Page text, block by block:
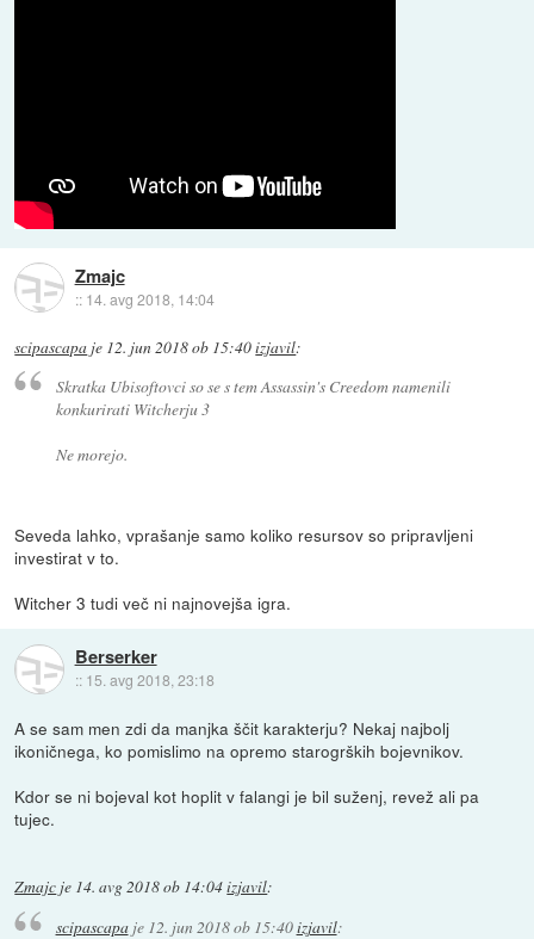
Zmajc
:: 14. avg 2018, 14:04
scipascapa je 12. jun 2018 ob 15:40izjavil:
Skratka Ubisoftovci so se s tem Assassin's Creedom namenili
konkurirati Witcherju 3
Ne morejo.
Seveda lahko, vprašanje samo koliko resursov so pripravljeni
investirat v to.
Witcher 3 tudi več ni najnovejša igra.
Berserker
:: 15. avg 2018, 23:18
A se sam men zdi da manjka ščit karakterju? Nekaj najbolj
ikoničnega, ko pomislimo na opremo starogrških bojevnikov.
Kdor se ni bojeval kot hoplit v falangi je bil suženj, revež ali pa
tujec.
Zmajc je 14. avg 2018 ob 14:04izjavil:
scipascapaje 12. jun 2018 ob 15:40izjavil: